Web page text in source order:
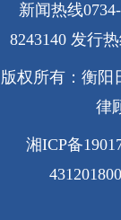
新闻热线
8243140 发行
版权所有：衡
律
湘ICP备